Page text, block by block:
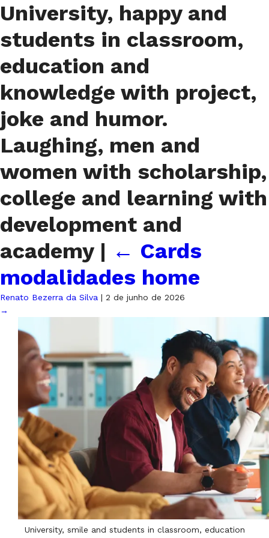
University, happy and
students in classroom,
education and
knowledge with project,
joke and humor.
Laughing, men and
women with scholarship,
college and learning with
development and
academy | ← Cards
modalidades home
Renato Bezerra da Silva | 2 de junho de 2026
→
University, smile and students in classroom, education